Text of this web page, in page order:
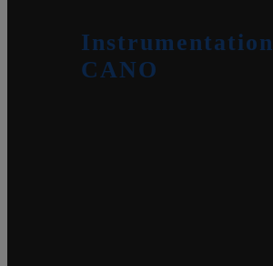
Instrumentation
CANO